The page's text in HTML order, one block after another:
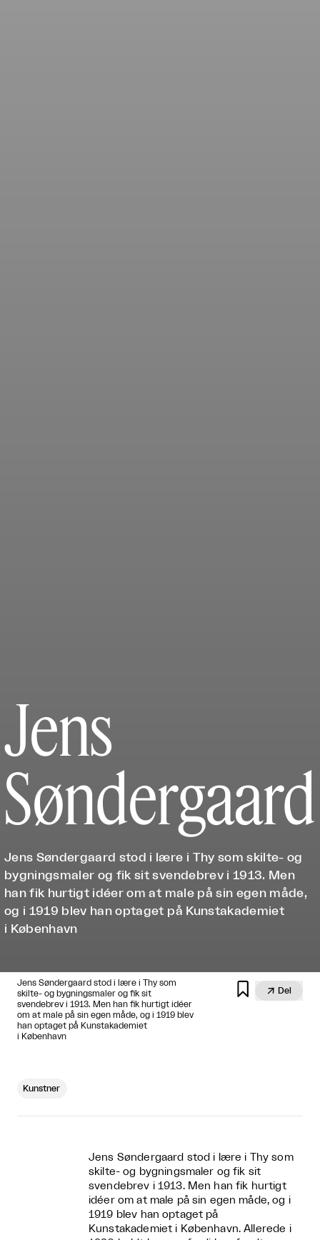
Jens
Søndergaard
Jens Søndergaard stod i lære i Thy som skilte- og
bygningsmaler og fik sit svendebrev i 1913. Men
han fik hurtigt idéer om at male på sin egen måde,
og i 1919 blev han optaget på Kunstakademiet
i København
Jens Søndergaard stod i lære i Thy som
skilte- og bygningsmaler og fik sit
svendebrev i 1913. Men han fik hurtigt idéer
om at male på sin egen måde, og i 1919 blev
han optaget på Kunstakademiet
i København
  Del
Kunstner
Jens Søndergaard stod i lære i Thy som
skilte- og bygningsmaler og fik sit
svendebrev i 1913. Men han fik hurtigt
idéer om at male på sin egen måde, og i
1919 blev han optaget på
Kunstakademiet i København. Allerede i